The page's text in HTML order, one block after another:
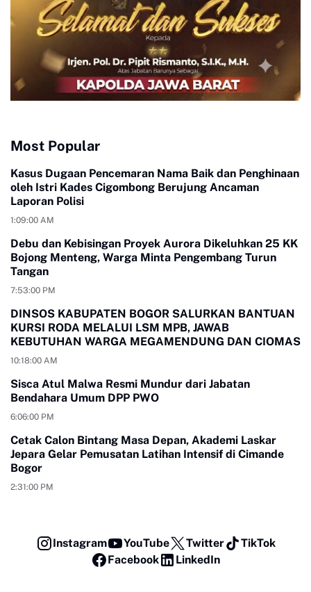
Most Popular
Kasus Dugaan Pencemaran Nama Baik dan Penghinaan
oleh Istri Kades Cigombong Berujung Ancaman
Laporan Polisi
1:09:00 AM
Debu dan Kebisingan Proyek Aurora Dikeluhkan 25 KK
Bojong Menteng, Warga Minta Pengembang Turun
Tangan
7:53:00 PM
DINSOS KABUPATEN BOGOR SALURKAN BANTUAN
KURSI RODA MELALUI LSM MPB, JAWAB
KEBUTUHAN WARGA MEGAMENDUNG DAN CIOMAS
10:18:00 AM
Sisca Atul Malwa Resmi Mundur dari Jabatan
Bendahara Umum DPP PWO
6:06:00 PM
Cetak Calon Bintang Masa Depan, Akademi Laskar
Jepara Gelar Pemusatan Latihan Intensif di Cimande
Bogor
2:31:00 PM
Instagram YouTube Twitter
TikTok
Facebook
LinkedIn